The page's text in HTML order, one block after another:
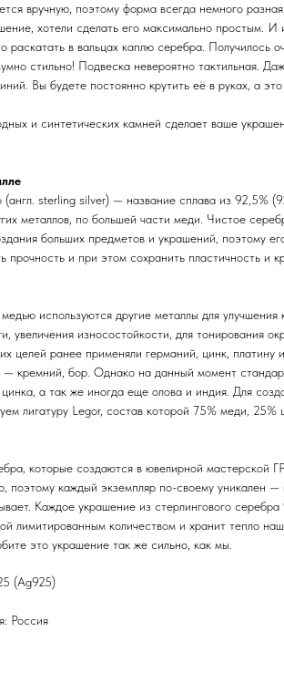
вручную, поэтому форма всегда немного
хотели сделать его максимально простым. И
раскатать в вальцах каплю серебра. Получилось
стильно! Подвеска невероятно тактильная.
Вы будете постоянно крутить её в руках, а это
и синтетических камней сделает ваше
(англ. sterling silver) — название сплава из 92,5%
металлов, по большей части меди. Чистое
больших предметов и украшений, поэтому
прочность и при этом сохранить пластичность и
используются другие металлы для улучшения
увеличения износостойкости, для тонирования
целей ранее применяли германий, цинк, платину
— кремний, бор. Однако на данный момент
а так же иногда еще олова и индия. Для
лигатуру Legor, состав которой 75% меди, 25%
которые создаются в ювелирной мастерской
поэтому каждый экземпляр по-своему уникален —
Каждое украшение из стерлингового
лимитированным количеством и хранит тепло
это украшение так же сильно, как мы.
(Ag925)
Россия